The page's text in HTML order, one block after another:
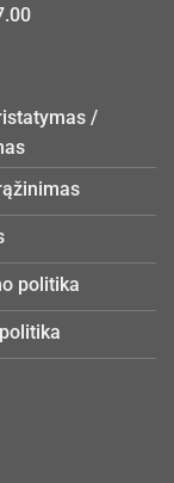
/
politika